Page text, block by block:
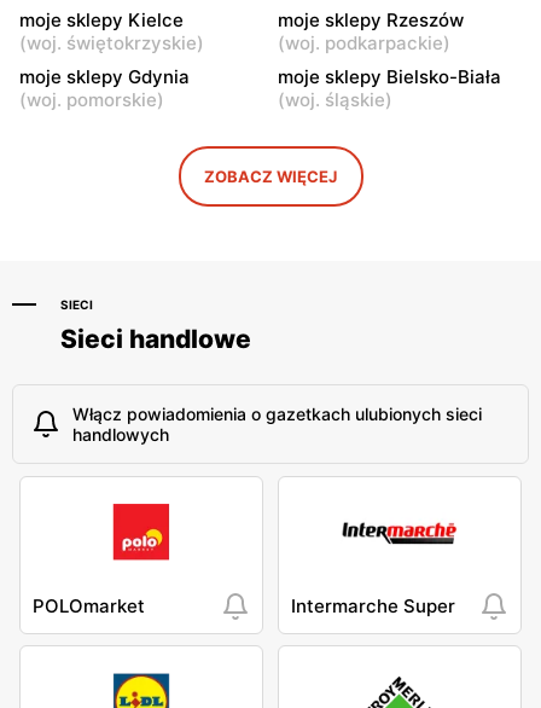
moje sklepy
Hyżne, ul. Hyżne 100
moje sklepy
Jarosław, ul. Pełkińska 147
Niebylec, ul. Niebylec 139 Opole, ul. Grudzicka 45
moje sklepy Kielce
(woj. świętokrzyskie)
moje sklepy Rzeszów
(woj. podkarpackie)
moje sklepy Gdynia
(woj. pomorskie)
moje sklepy Bielsko-Biała
(woj. śląskie)
ZOBACZ WIĘCEJ
SIECI
Sieci handlowe
Włącz powiadomienia o gazetkach ulubionych sieci
handlowych
POLOmarket Intermarche Super